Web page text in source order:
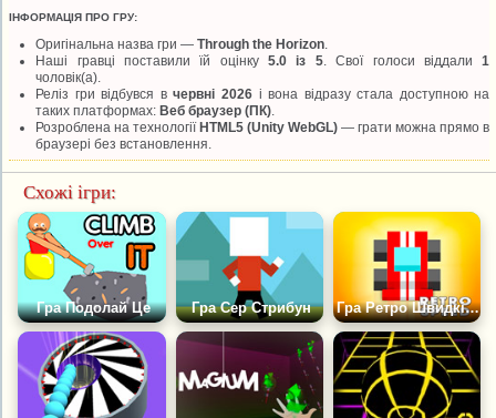
ІНФОРМАЦІЯ ПРО ГРУ:
Оригінальна назва гри —Through the Horizon
Наші гравці поставили їй оцінку5.0 із 5. Свої голоси віддали1
чоловік(а).
Реліз гри відбувся вчервні 2026і вона відразу стала доступною на
таких платформах:Веб браузер (ПК)
Розроблена на технологіїHTML5 (Unity WebGL) — грати можна прямо в
браузері без встановлення.
Схожі ігри:
Гра Подолай Це Гра Сер Стрибун Гра Ретро Швидкість